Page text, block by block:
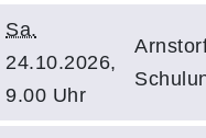
Sa.
24.10.2026,
9.00 Uhr